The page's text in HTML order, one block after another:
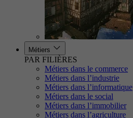
Métiers
PAR FILIÈRES
Métiers dans le commerce
Métiers dans l’industrie
Métiers dans l’informatique
Métiers dans le social
Métiers dans l’immobilier
Métiers dans l’agriculture